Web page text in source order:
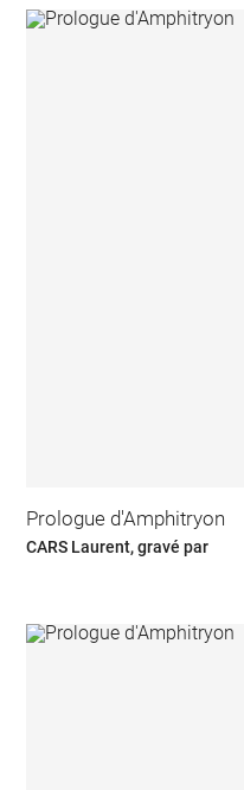
Prologue d'Amphitryon
CARS Laurent, gravé par